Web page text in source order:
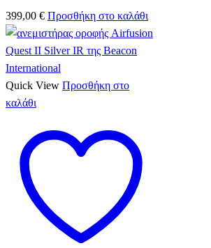
399,00 € Προσθήκη στο καλάθι
Quick View Προσθήκη στο
καλάθι